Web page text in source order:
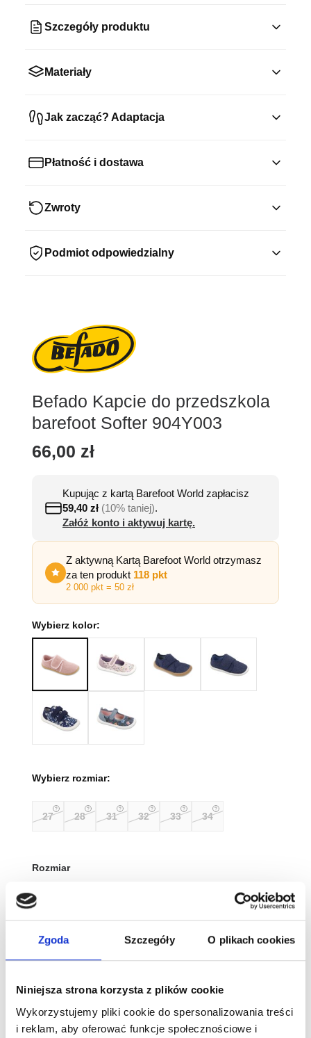
Zgoda Szczegóły O plikach cookies
Niniejsza strona korzysta z plików cookie
Wykorzystujemy pliki cookie do spersonalizowania treści
i reklam, aby oferować funkcje społecznościowe i
Szczegóły produktu
Materiały
Jak zacząć? Adaptacja
Płatność i dostawa
Zwroty
Podmiot odpowiedzialny
Befado Kapcie do przedszkola
barefoot Softer 904Y003
66,00 zł
Kupując z kartą Barefoot World zapłacisz
59,40 zł (10% taniej).
Załóż konto i aktywuj kartę.
Z aktywną Kartą Barefoot World otrzymasz
za ten produkt 118 pkt
2 000 pkt = 50 zł
Wybierz kolor:
Wybierz rozmiar:
27 28 31 32 33 34
Rozmiar
Wyczyść
Tabela rozmiarów
ilość
Kapcie
do